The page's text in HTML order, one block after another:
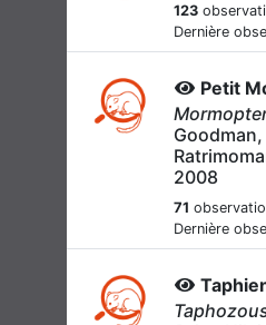
123
Dernière
Petit
2008
71
Dernière